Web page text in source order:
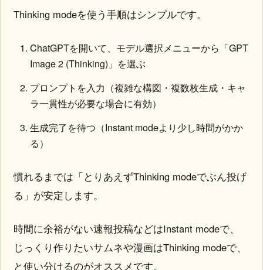
Thinking modeを使う手順はシンプルです。
ChatGPTを開いて、モデル選択メニューから「GPT
Image 2 (Thinking)」を選ぶ
プロンプトを入力（複雑な構図・複数枚生成・キャ
ラ一貫性が必要な場合に有効）
生成完了を待つ（Instant modeより少し時間がかか
る）
慣れるまでは「とりあえずThinking modeでぶん投げ
る」が安定します。
時間に余裕がない速報投稿などはInstant modeで、
じっくり作りたいサムネや漫画はThinking modeで、
と使い分けるのがオススメです。